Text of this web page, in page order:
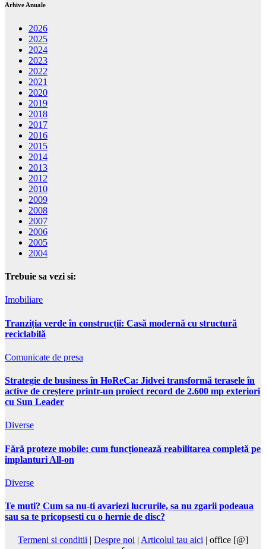
Arhive Anuale
2026
2025
2024
2023
2022
2021
2020
2019
2018
2017
2016
2015
2014
2013
2012
2010
2009
2008
2007
2006
2005
2004
Trebuie sa vezi si:
Imobiliare
Tranziția verde în construcții: Casă modernă cu structură
reciclabilă
Comunicate de presa
Strategie de business în HoReCa: Jidvei transformă terasele în
active de creștere printr-un proiect record de 2.600 mp exteriori
cu Sun Leader
Diverse
Fără proteze mobile: cum funcționează reabilitarea completă pe
implanturi All-on
Diverse
Te muti? Cum sa nu-ti avariezi lucrurile, sa nu zgarii podeaua
sau sa te pricopsesti cu o hernie de disc?
Termeni si conditii Despre noi Articolul tau aici | office [@]